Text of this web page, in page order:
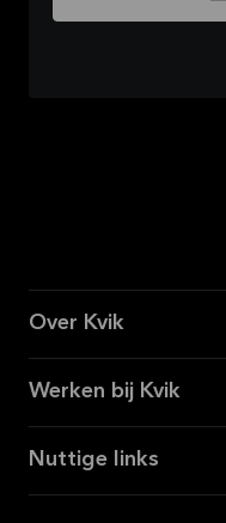
Over Kvik
Werken bij Kvik
Nuttige links